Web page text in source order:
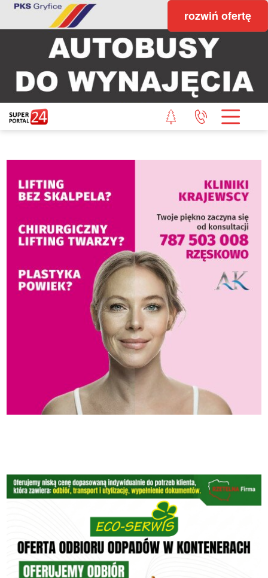
rozwiń ofertę
STRONA GŁÓWNA
POWIAT GRYFICKI
STUDIO SUPERPORTALU
KONTAKT
REDAKCJA
REGULAMIN